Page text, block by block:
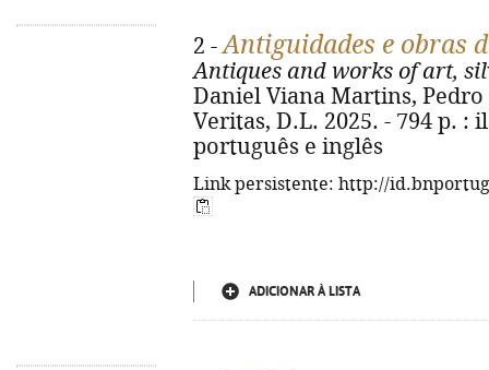
2 -Antiguidades e obras
Antiques and works of art,
Daniel Viana Martins, Pedro
Veritas, D.L. 2025. - 794 p. :
português e inglês
Link persistente: http://
ADICIONAR À LISTA